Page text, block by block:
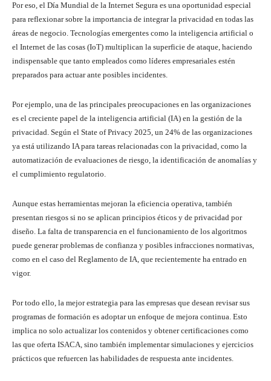
Por eso, el Día Mundial de la Internet Segura es una oportunidad especial
para reflexionar sobre la importancia de integrar la privacidad en todas las
áreas de negocio. Tecnologías emergentes como la inteligencia artificial o
el Internet de las cosas (IoT) multiplican la superficie de ataque, haciendo
indispensable que tanto empleados como líderes empresariales estén
preparados para actuar ante posibles incidentes.
Por ejemplo, una de las principales preocupaciones en las organizaciones
es el creciente papel de la inteligencia artificial (IA) en la gestión de la
privacidad. Según el State of Privacy 2025, un 24% de las organizaciones
ya está utilizando IA para tareas relacionadas con la privacidad, como la
automatización de evaluaciones de riesgo, la identificación de anomalías y
el cumplimiento regulatorio.
Aunque estas herramientas mejoran la eficiencia operativa, también
presentan riesgos si no se aplican principios éticos y de privacidad por
diseño. La falta de transparencia en el funcionamiento de los algoritmos
puede generar problemas de confianza y posibles infracciones normativas,
como en el caso del Reglamento de IA, que recientemente ha entrado en
vigor.
Por todo ello, la mejor estrategia para las empresas que desean revisar sus
programas de formación es adoptar un enfoque de mejora continua. Esto
implica no solo actualizar los contenidos y obtener certificaciones como
las que oferta ISACA, sino también implementar simulaciones y ejercicios
prácticos que refuercen las habilidades de respuesta ante incidentes.